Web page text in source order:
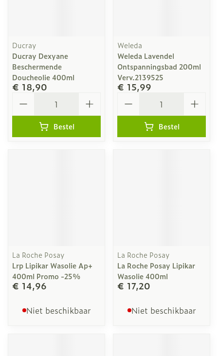
Ducray
Ducray Dexyane
Beschermende
Doucheolie 400ml
€ 18,90
Bestel
Weleda
Weleda Lavendel
Ontspanningsbad 200ml
Verv.2139525
€ 15,99
Bestel
La Roche Posay
Lrp Lipikar Wasolie Ap+
400ml Promo -25%
€ 14,96
Niet beschikbaar
La Roche Posay
La Roche Posay Lipikar
Wasolie 400ml
€ 17,20
Niet beschikbaar